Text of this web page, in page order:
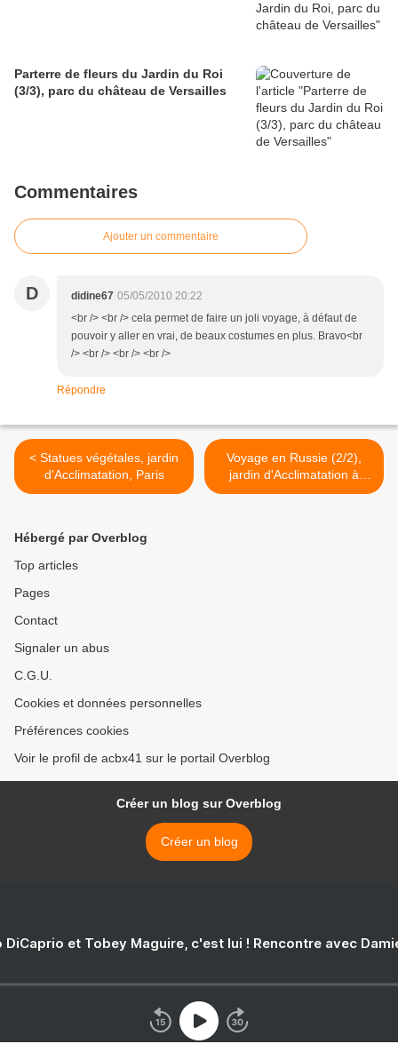
Parterre de fleurs du Jardin du Roi
(3/3), parc du château de Versailles
Commentaires
Ajouter un commentaire
D didine67 05/05/2010 20:22
<br /> <br /> cela permet de faire un joli voyage, à défaut de
pouvoir y aller en vrai, de beaux costumes en plus. Bravo<br
/> <br /> <br /> <br />
Répondre
< Statues végétales, jardin
d'Acclimatation, Paris
Voyage en Russie (2/2),
jardin d'Acclimatation à
Paris >
Hébergé par Overblog
Top articles
Pages
Contact
Signaler un abus
C.G.U.
Cookies et données personnelles
Préférences cookies
Voir le profil de acbx41 sur le portail Overblog
Créer un blog sur Overblog
Créer un blog
DiCaprio et Tobey Maguire, c'est lui ! Rencontre avec